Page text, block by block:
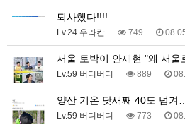
퇴사했다!!!!
Lv.24 우라칸 749
서울 토박이 안재현 "왜 서울
Lv.59 버디버디 889
양산 기온 닷새째 40도 넘겨
Lv.59 버디버디 773